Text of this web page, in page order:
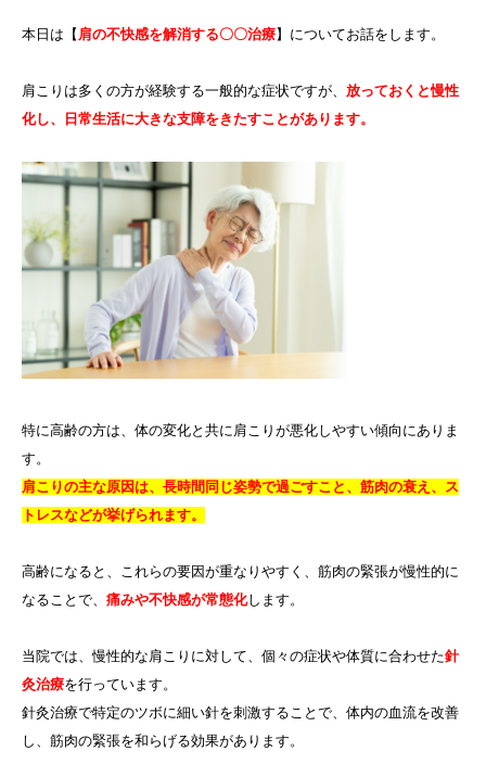
本日は【 肩の不快感を解消する〇〇治療】についてお話をします。
肩こりは多くの方が経験する一般的な症状ですが、 放っておくと慢性
化し、日常生活に大きな支障をきたすことがあります。
特に高齢の方は、体の変化と共に肩こりが悪化しやすい傾向にありま
す。
肩こりの主な原因は、長時間同じ姿勢で過ごすこと、筋肉の衰え、ス
トレスなどが挙げられます。
高齢になると、これらの要因が重なりやすく、筋肉の緊張が慢性的に
なることで、 痛みや不快感が常態化します。
当院では、慢性的な肩こりに対して、個々の症状や体質に合わせた針
灸治療を行っています。
針灸治療で特定のツボに細い針を刺激することで、体内の血流を改善
し、筋肉の緊張を和らげる効果があります。